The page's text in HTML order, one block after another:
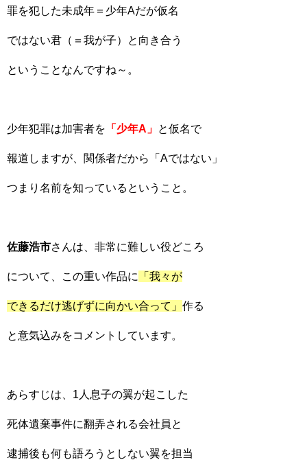
罪を犯した未成年＝少年Aだが仮名
ではない君（＝我が子）と向き合う
ということなんですね～。
少年犯罪は加害者を 「少年A」 と仮名で
報道しますが、関係者だから「Aではない」
つまり名前を知っているということ。
佐藤浩市さんは、非常に難しい役どころ
について、この重い作品に 「我々が
できるだけ逃げずに向かい合って」 作る
と意気込みをコメントしています。
あらすじは、1人息子の翼が起こした
死体遺棄事件に翻弄される会社員と
逮捕後も何も語ろうとしない翼を担当